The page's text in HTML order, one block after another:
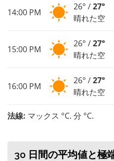
14:00 PM
26° /27°
晴れた空
15:00 PM
26° /27°
晴れた空
16:00 PM
26° /27°
晴れた空
法線: マックス °C. 分 °C.
30 日間の平均値と極